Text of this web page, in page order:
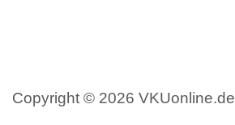
Copyright © 2026 VKUonline.de